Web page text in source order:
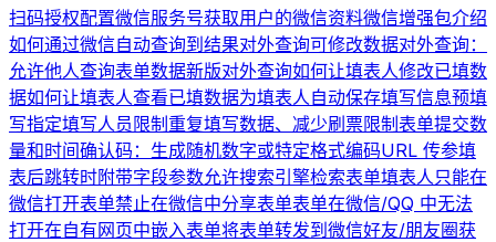
扫码授权配置微信服务号获取用户的微信资料微信增强包介绍
如何通过微信自动查询到结果对外查询可修改数据对外查询：
允许他人查询表单数据新版对外查询如何让填表人修改已填数
据如何让填表人查看已填数据为填表人自动保存填写信息预填
写指定填写人员限制重复填写数据、减少刷票限制表单提交数
量和时间确认码：生成随机数字或特定格式编码URL 传参填
表后跳转时附带字段参数允许搜索引擎检索表单填表人只能在
微信打开表单禁止在微信中分享表单表单在微信/QQ 中无法
打开在自有网页中嵌入表单将表单转发到微信好友/朋友圈获